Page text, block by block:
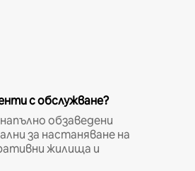
с обслужване?
обзаведени
за настаняване на
жилища и